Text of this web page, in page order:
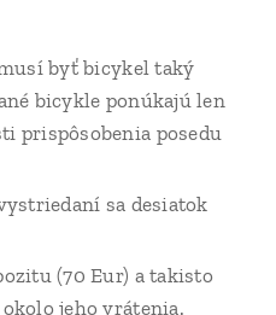
byť bicykel taký
bicykle ponúkajú len
prispôsobenia posedu
sa desiatok
(70 Eur) a takisto
jeho vrátenia.